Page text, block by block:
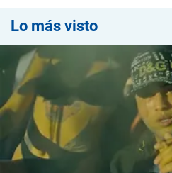
Lo más visto